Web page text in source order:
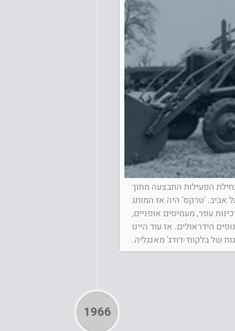
הפעילות התבצעה מתוך
אביב. 'טרקס' היה אז המותג
עפר, מעמיסים אופניים,
הידראולים. אז עוד היינו
של בלקווד-דודג' מאנגליה.
1966